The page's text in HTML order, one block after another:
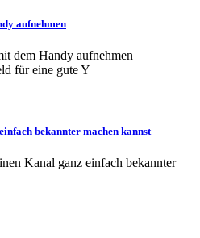
aufnehmen
dem Handy aufnehmen
für eine gute Y
bekannter machen kannst
Kanal ganz einfach bekannter